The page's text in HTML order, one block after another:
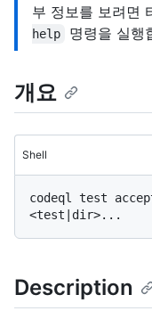
부 정보를 보려면
help
명령을 실행
개요
Shell
codeql test
Description